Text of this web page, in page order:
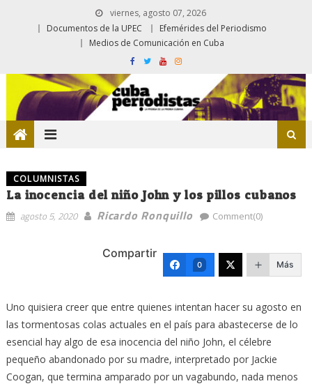
viernes, agosto 07, 2026
Documentos de la UPEC
Efemérides del Periodismo
Medios de Comunicación en Cuba
COLUMNISTAS
La inocencia del niño John y los pillos cubanos
agosto 5, 2020 Ricardo Ronquillo Comment(0)
Compartir
0 Más
Uno quisiera creer que entre quienes intentan hacer su agosto en
las tormentosas colas actuales en el país para abastecerse de lo
esencial hay algo de esa inocencia del niño John, el célebre
pequeño abandonado por su madre, interpretado por Jackie
Coogan, que termina amparado por un vagabundo, nada menos